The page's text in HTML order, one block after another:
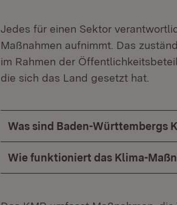
Jedes für einen Sektor
Maßnahmen aufnimmt. Das
im Rahmen der
die sich das Land gesetzt hat.
Was sind Baden-Württembergs
Wie funktioniert das Klima-